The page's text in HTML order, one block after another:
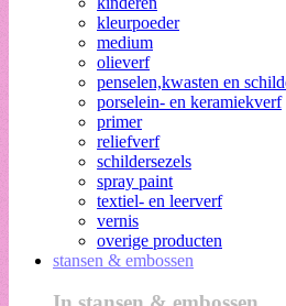
kleurpoeder
medium
olieverf
penselen,kwasten en
porselein- en keramiekverf
primer
reliefverf
schildersezels
spray paint
textiel- en leerverf
vernis
overige producten
stansen & embossen